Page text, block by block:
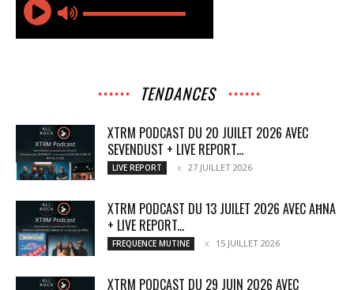
TENDANCES
XTRM PODCAST DU 20 JUILET 2026 AVEC
SEVENDUST + LIVE REPORT...
LIVE REPORT 27 JUILLET 2026
XTRM PODCAST DU 13 JUILET 2026 AVEC AĦNA
+ LIVE REPORT...
FREQUENCE MUTINE 15 JUILLET 2026
XTRM PODCAST DU 29 JUIN 2026 AVEC